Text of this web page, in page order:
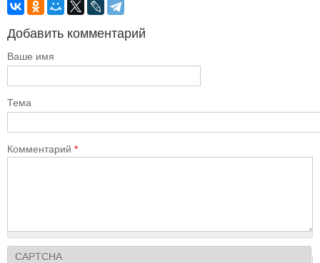
Добавить комментарий
Ваше имя
Тема
Комментарий *
CAPTCHA